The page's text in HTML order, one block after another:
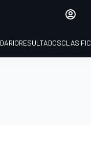
RESULTADOS